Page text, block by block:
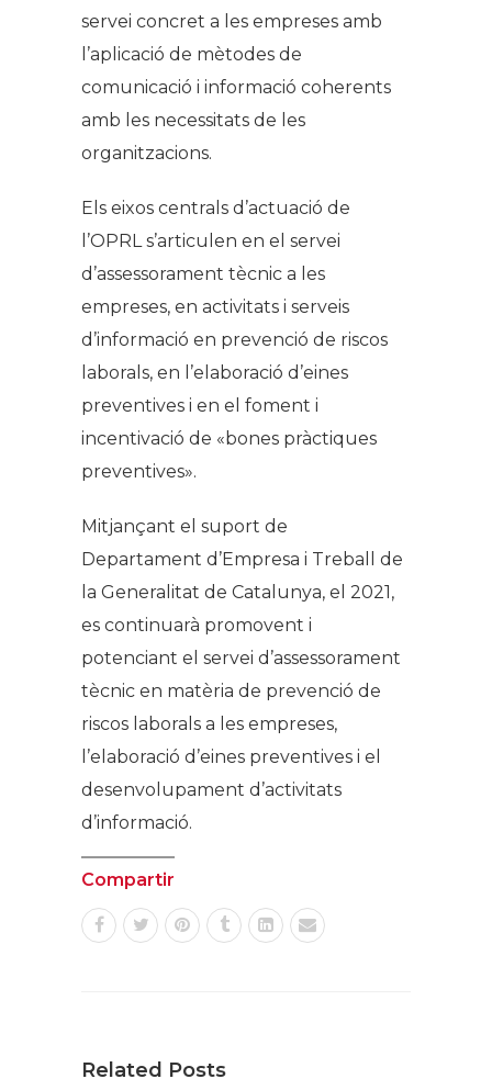
servei concret a les empreses amb
l’aplicació de mètodes de
comunicació i informació coherents
amb les necessitats de les
organitzacions.
Els eixos centrals d’actuació de
l’OPRL s’articulen en el servei
d’assessorament tècnic a les
empreses, en activitats i serveis
d’informació en prevenció de riscos
laborals, en l’elaboració d’eines
preventives i en el foment i
incentivació de «bones pràctiques
preventives».
Mitjançant el suport de
Departament d’Empresa i Treball de
la Generalitat de Catalunya, el 2021,
es continuarà promovent i
potenciant el servei d’assessorament
tècnic en matèria de prevenció de
riscos laborals a les empreses,
l’elaboració d’eines preventives i el
desenvolupament d’activitats
d’informació.
Compartir
Related Posts